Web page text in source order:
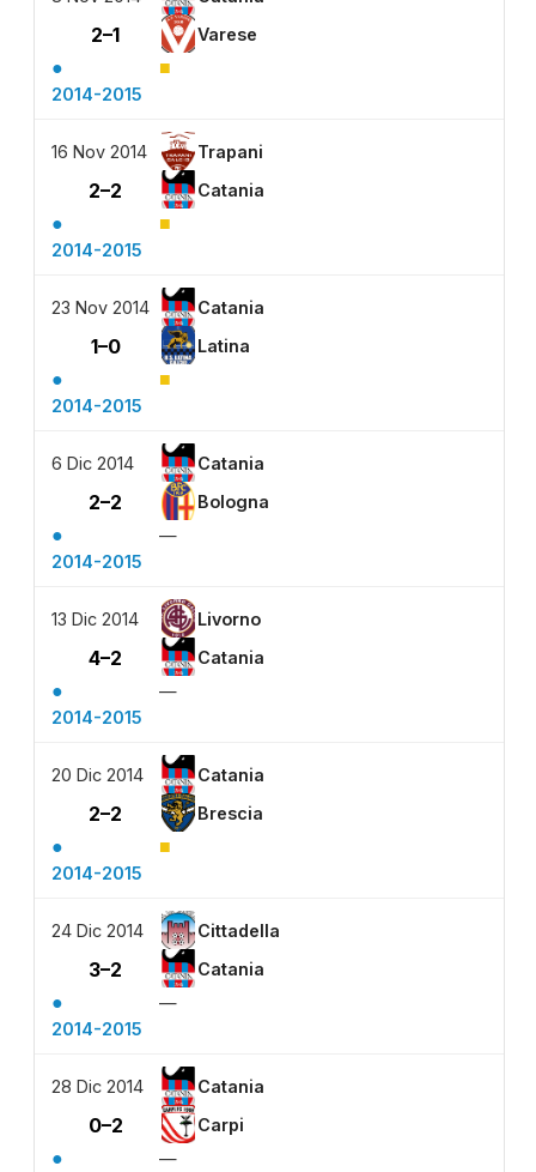
2–1 Varese
● ■
2014-2015
16 Nov 2014 Trapani
2–2 Catania
● ■
2014-2015
23 Nov 2014 Catania
1–0 Latina
● ■
2014-2015
6 Dic 2014 Catania
2–2 Bologna
●
—
2014-2015
13 Dic 2014 Livorno
4–2 Catania
●
—
2014-2015
20 Dic 2014 Catania
2–2 Brescia
● ■
2014-2015
24 Dic 2014 Cittadella
3–2 Catania
●
—
2014-2015
28 Dic 2014 Catania
0–2 Carpi
●
—